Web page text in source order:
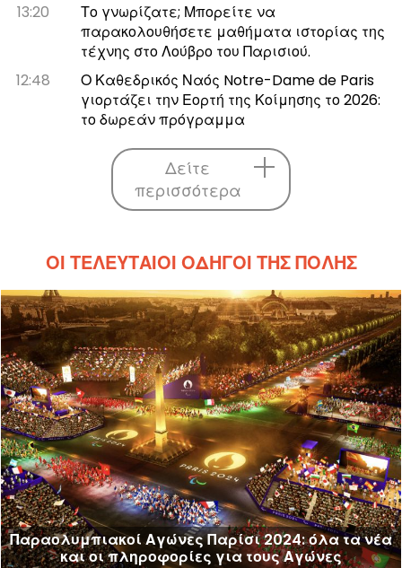
13:20
Το γνωρίζατε; Μπορείτε να
παρακολουθήσετε μαθήματα ιστορίας της
τέχνης στο Λούβρο του Παρισιού.
12:48
Ο Καθεδρικός Ναός Notre-Dame de Paris
γιορτάζει την Εορτή της Κοίμησης το 2026:
το δωρεάν πρόγραμμα
Δείτε
περισσότερα
ΟΙ ΤΕΛΕΥΤΑΊΟΙ ΟΔΗΓΟΊ ΤΗΣ ΠΌΛΗΣ
Παραολυμπιακοί Αγώνες Παρίσι 2024: όλα τα νέα
και οι πληροφορίες για τους Αγώνες